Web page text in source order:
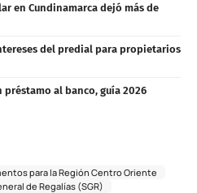
en Cundinamarca dejó más de
del predial para propietarios
préstamo al banco, guía 2026
para la Región Centro Oriente
de Regalías (SGR)